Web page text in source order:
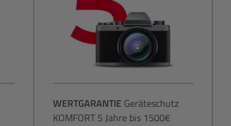
WERTGARANTIE Geräteschutz
KOMFORT 5 Jahre bis 1500€